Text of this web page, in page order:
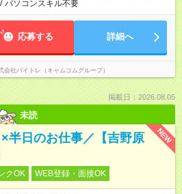
/ パソコンスキル不要
応募する 詳細へ
会社バイトレ（キャムコムグループ）
掲載日：2026.08.05
未読
NEW
半日のお仕事／【吉野原
クOK WEB登録・面接OK